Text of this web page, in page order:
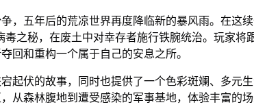
，五年后的荒凉世界再度降临新的暴风雨。在这
毒之秘，在废土中对幸存者施行铁腕统治。玩家将
回和重构一个属于自己的安息之所。
起伏的故事，同时也提供了一个色彩斑斓、多元
从森林腹地到遭受感染的军事基地，体验丰富的